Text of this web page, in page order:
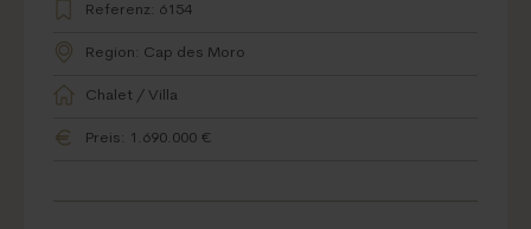
Referenz: 6154
Region: Cap des Moro
Chalet / Villa
Preis: 1.690.000 €